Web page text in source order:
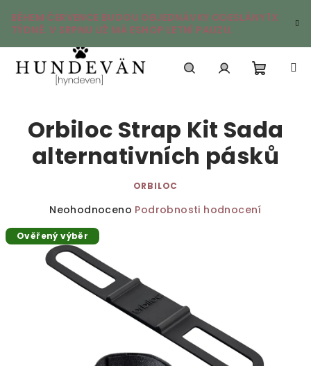
na
obsah
BĚHEM ČERVENCE BUDOU OBJEDNÁVKY ODESLÁNY 1X
TÝDNĚ. V SRPNU UŽ MÁ ESHOP LETNÍ PAUZU.
košík
Orbiloc Strap Kit Sada
alternativních pásků
ORBILOC
Průměrné
produktu
je
0,0
Neohodnoceno Podrobnosti hodnocení
Ověřený výběr